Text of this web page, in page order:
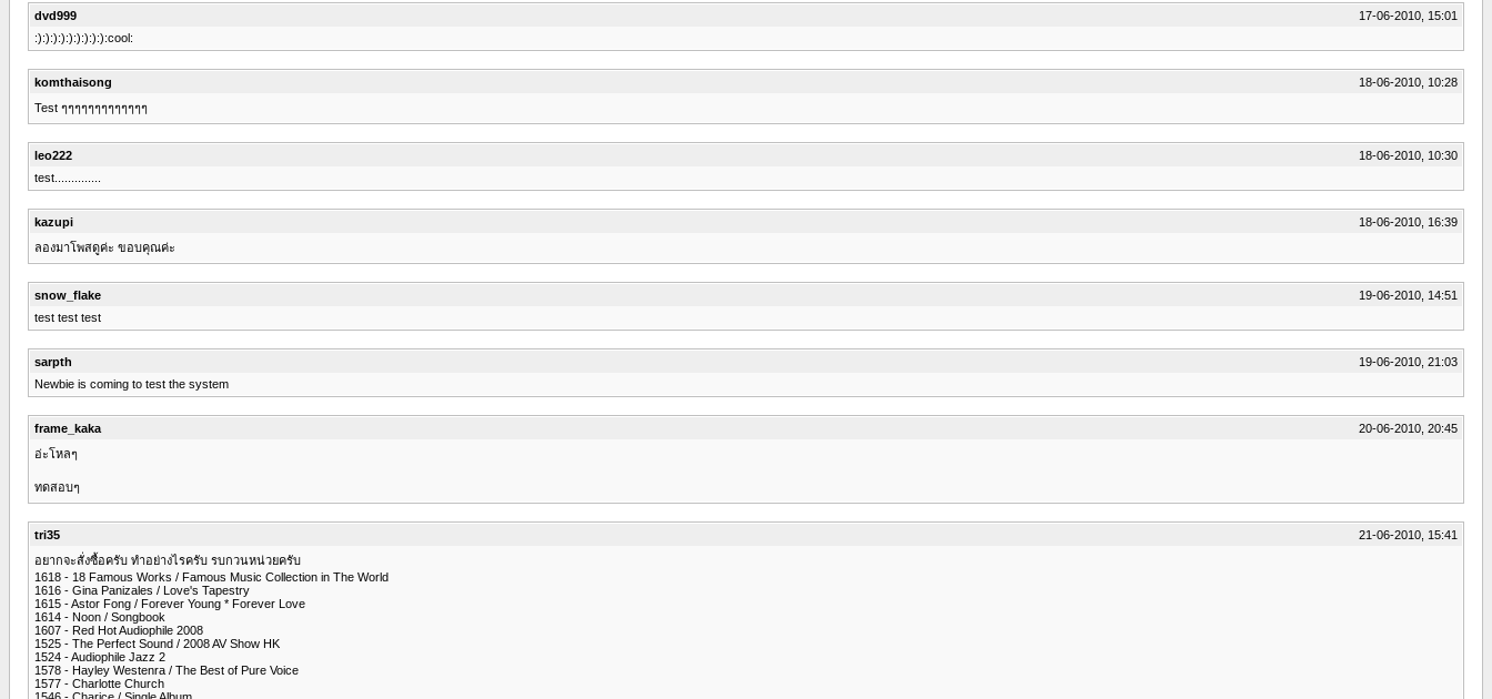
dvd999
17-06-2010, 15:01
:):):):):):):):):):cool:
komthaisong
18-06-2010, 10:28
Test ๆๆๆๆๆๆๆๆๆๆๆๆๆ
leo222
18-06-2010, 10:30
test..............
kazupi
18-06-2010, 16:39
ลองมาโพสดูค่ะ ขอบคุณค่ะ
snow_flake
19-06-2010, 14:51
test test test
sarpth
19-06-2010, 21:03
Newbie is coming to test the system
frame_kaka
20-06-2010, 20:45
อ่ะโหลๆ
ทดสอบๆ
tri35
21-06-2010, 15:41
อยากจะสั่งซื้อครับ ทำอย่างไรครับ รบกวนหน่วยครับ
1618 - 18 Famous Works / Famous Music Collection in The World
1616 - Gina Panizales / Love's Tapestry
1615 - Astor Fong / Forever Young * Forever Love
1614 - Noon / Songbook
1607 - Red Hot Audiophile 2008
1525 - The Perfect Sound / 2008 AV Show HK
1524 - Audiophile Jazz 2
1578 - Hayley Westenra / The Best of Pure Voice
1577 - Charlotte Church